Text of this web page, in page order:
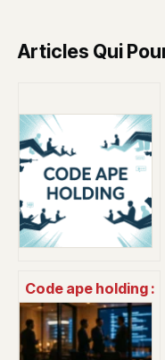
Articles Qui
Code ape holding :
comment choisir
le bon code pour
votre société